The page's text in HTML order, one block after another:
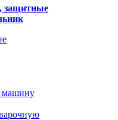
защитные
машину